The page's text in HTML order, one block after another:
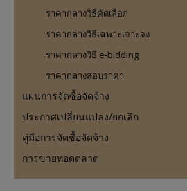
ราคากลางวิธีคัดเลือก
ราคากลางวิธีเฉพาะเจาะจง
ราคากลางวิธี e-bidding
ราคากลางสอบราคา
แผนการจัดซื้อจัดจ้าง
ประกาศเปลี่ยนแปลง/ยกเลิก
คู่มือการจัดซื้อจัดจ้าง
การขายทอดตลาด